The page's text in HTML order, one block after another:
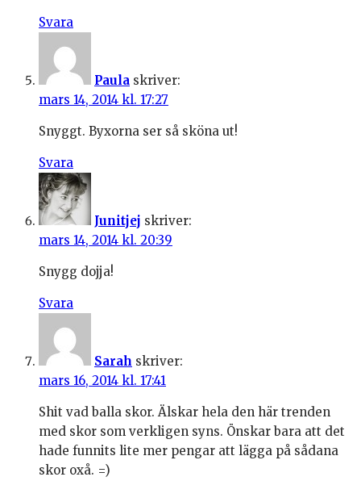
Svara
Paula skriver:
mars 14, 2014 kl. 17:27
Snyggt. Byxorna ser så sköna ut!
Svara
Junitjej skriver:
mars 14, 2014 kl. 20:39
Snygg dojja!
Svara
Sarah skriver:
mars 16, 2014 kl. 17:41
Shit vad balla skor. Älskar hela den här trenden
med skor som verkligen syns. Önskar bara att det
hade funnits lite mer pengar att lägga på sådana
skor oxå. =)